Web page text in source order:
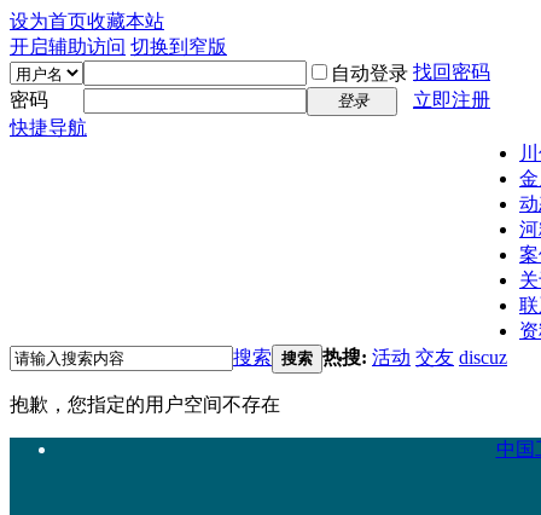
设为首页收藏本站
开启辅助访问 切换到窄版
自动登录 找回密码
密码
登录
立即注册
快捷导航
搜索 搜索 热搜: 活动 交友 discuz
抱歉，您指定的用户空间不存在
中国